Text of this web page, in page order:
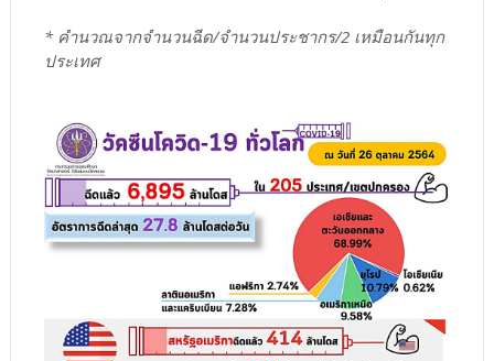
* คำนวณจากจำนวนฉีด/จำนวนประชากร/2 เหมือนกันทุก
ประเทศ